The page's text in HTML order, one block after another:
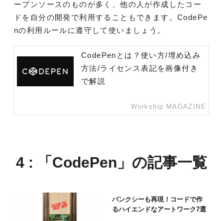
ープンソースのものが多く、他の人が作成したコー
ドを自分の開発で利用することもできます。CodePe
nの利用ルールに遵守して使いましょう。
CodePenとは？使い方/埋め込み
方法/ライセンス表記を画像付き
で解説
Workship MAGAZINE
4 : 「CodePen」の記事一覧
バンクシーも再現！コードで作
るハイエンドなアートワーク7選